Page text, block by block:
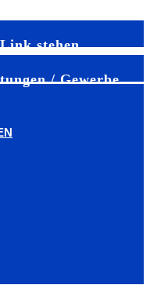
stehen
/ Gewerbe